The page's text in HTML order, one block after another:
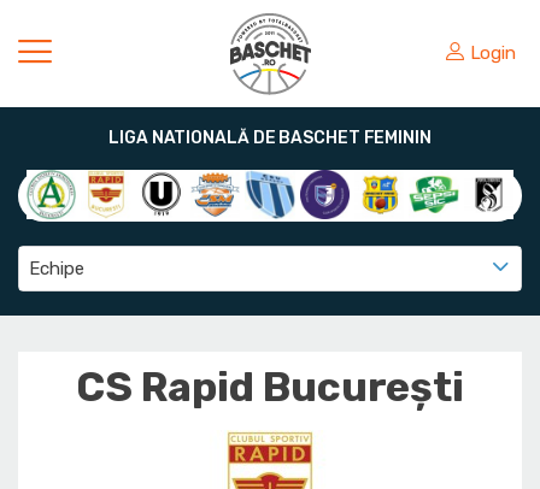
Login
LIGA NATIONALĂ DE BASCHET FEMININ
Echipe
CS Rapid București